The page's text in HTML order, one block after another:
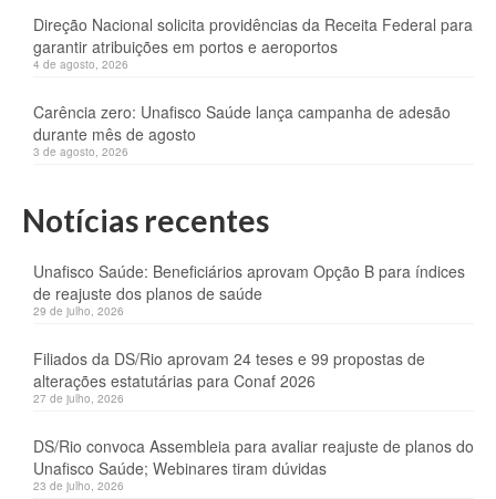
Direção Nacional solicita providências da Receita Federal para
garantir atribuições em portos e aeroportos
4 de agosto, 2026
Carência zero: Unafisco Saúde lança campanha de adesão
durante mês de agosto
3 de agosto, 2026
Notícias recentes
Unafisco Saúde: Beneficiários aprovam Opção B para índices
de reajuste dos planos de saúde
29 de julho, 2026
Filiados da DS/Rio aprovam 24 teses e 99 propostas de
alterações estatutárias para Conaf 2026
27 de julho, 2026
DS/Rio convoca Assembleia para avaliar reajuste de planos do
Unafisco Saúde; Webinares tiram dúvidas
23 de julho, 2026